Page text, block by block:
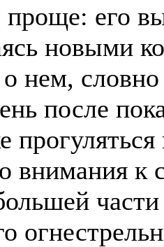
его
новыми
нем,
после
прогуляться
внимания к